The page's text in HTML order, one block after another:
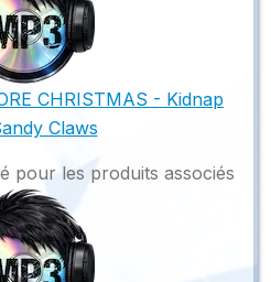
CHRISTMAS - Kidnap
Claws
pour les produits associés